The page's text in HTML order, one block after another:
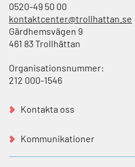
0520-49 50 00
kontaktcenter@trollhattan.se
Gärdhemsvägen 9
461 83 Trollhättan
Organisationsnummer:
212 000-1546
Kontakta oss
Kommunikationer